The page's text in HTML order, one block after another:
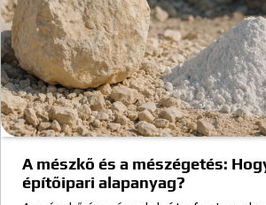
A mészkő és a mészégetés:
építőipari alapanyag?